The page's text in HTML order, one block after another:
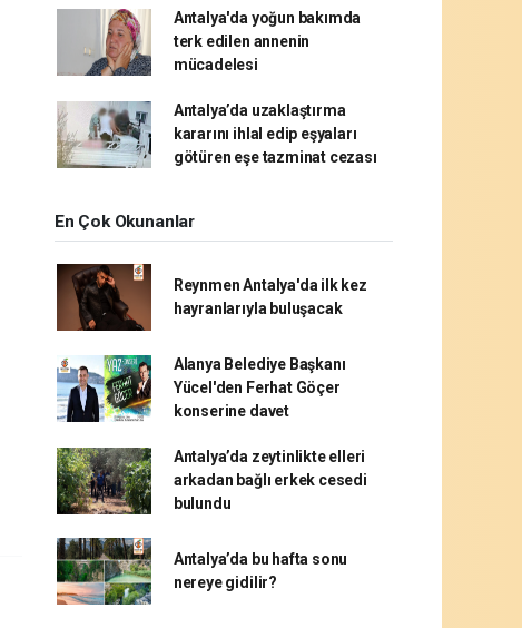
Antalya'da yoğun bakımda
terk edilen annenin
mücadelesi
Antalya’da uzaklaştırma
kararını ihlal edip eşyaları
götüren eşe tazminat cezası
En Çok Okunanlar
Reynmen Antalya'da ilk kez
hayranlarıyla buluşacak
Alanya Belediye Başkanı
Yücel'den Ferhat Göçer
konserine davet
Antalya’da zeytinlikte elleri
arkadan bağlı erkek cesedi
bulundu
Antalya’da bu hafta sonu
nereye gidilir?